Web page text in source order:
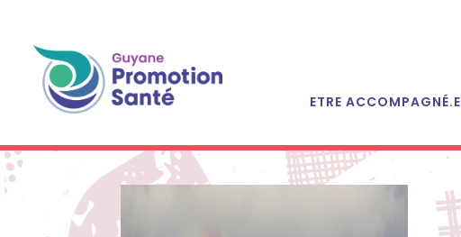
ETRE ACCOMPAGNÉ.E